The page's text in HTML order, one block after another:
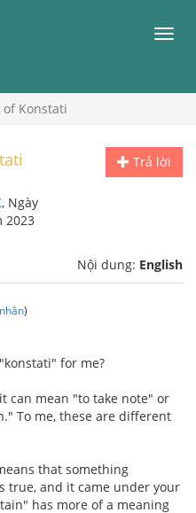
of Konstati
Trả lời
, Ngày
2023
Nội dung: English
)
for me?
can mean "to take note" or
To me, these are different
that something
true, and it came under your
has more of a meaning